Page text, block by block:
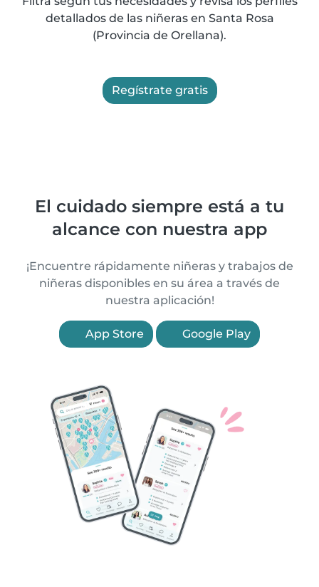
detallados de las niñeras en Santa Rosa
(Provincia de Orellana).
Regístrate gratis
El cuidado siempre está a tu
alcance con nuestra app
¡Encuentre rápidamente niñeras y trabajos de
niñeras disponibles en su área a través de
nuestra aplicación!
App Store Google Play